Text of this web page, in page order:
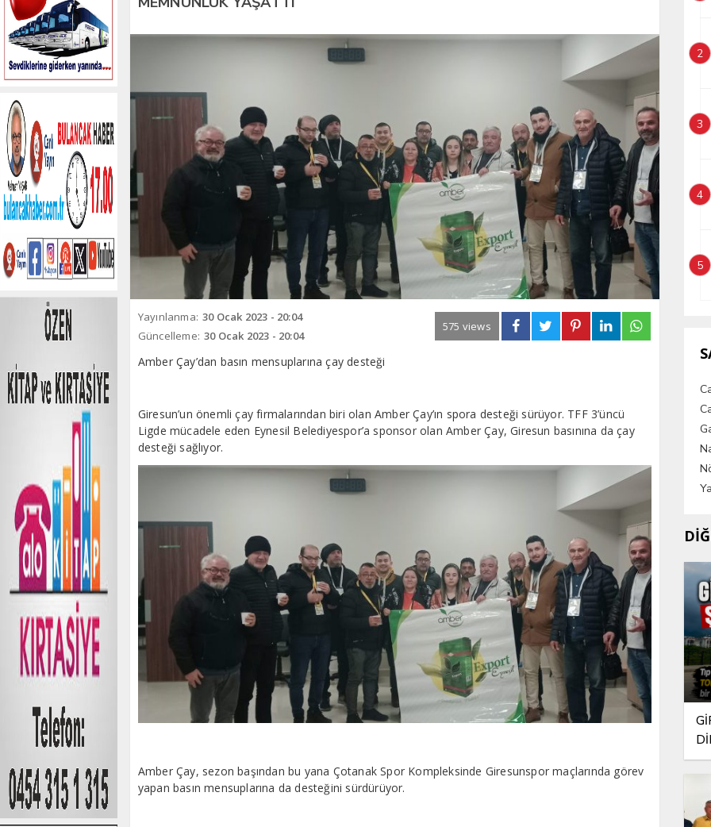
Yayınlanma: 30 Ocak 2023 - 20:04
Güncelleme: 30 Ocak 2023 - 20:04
575 views
Amber Çay’dan basın mensuplarına çay desteği
Giresun’un önemli çay firmalarından biri olan Amber Çay’ın spora desteği sürüyor. TFF 3’üncü
Ligde mücadele eden Eynesil Belediyespor’a sponsor olan Amber Çay, Giresun basınına da çay
desteği sağlıyor.
Amber Çay, sezon başından bu yana Çotanak Spor Kompleksinde Giresunspor maçlarında görev
yapan basın mensuplarına da desteğini sürdürüyor.
2
3
4
5